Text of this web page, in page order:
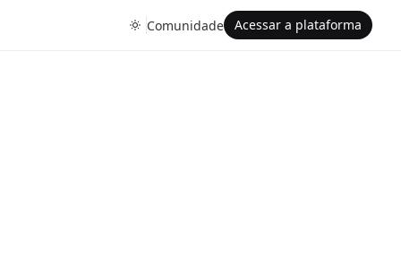
Comunidade Acessar a plataforma